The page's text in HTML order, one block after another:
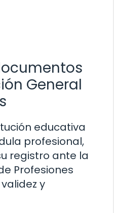
General
educativa
profesional,
registro ante la
Profesiones
y